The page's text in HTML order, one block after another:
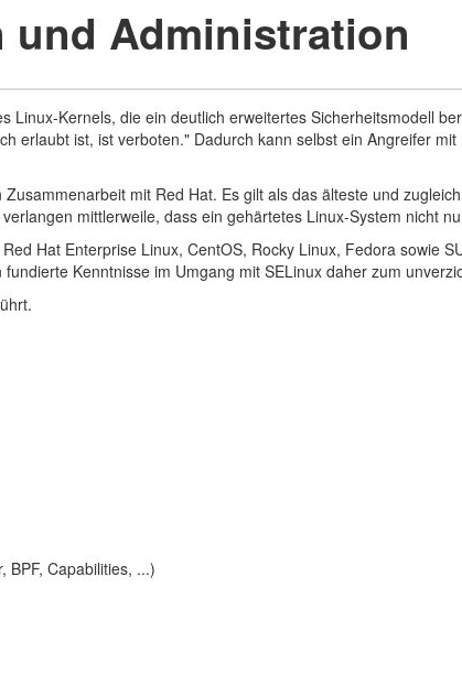
und Administration
Kernels, die ein deutlich erweitertes Sicherheitsmodell
erlaubt ist, ist verboten." Dadurch kann selbst ein Angreifer
mit Red Hat. Es gilt als das älteste und
mittlerweile, dass ein gehärtetes Linux-System nicht
Hat Enterprise Linux, CentOS, Rocky Linux, Fedora sowie
Kenntnisse im Umgang mit SELinux daher zum
BPF, Capabilities, ...)